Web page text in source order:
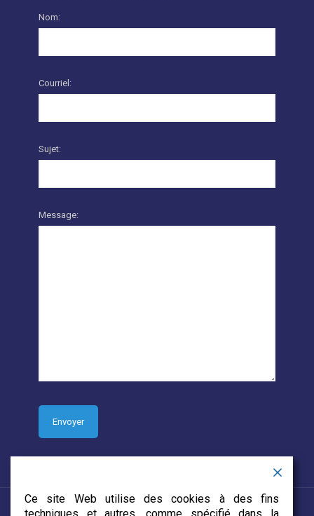
Nom:
Courriel:
Sujet:
Message:
Ce site Web utilise des cookies à des fins